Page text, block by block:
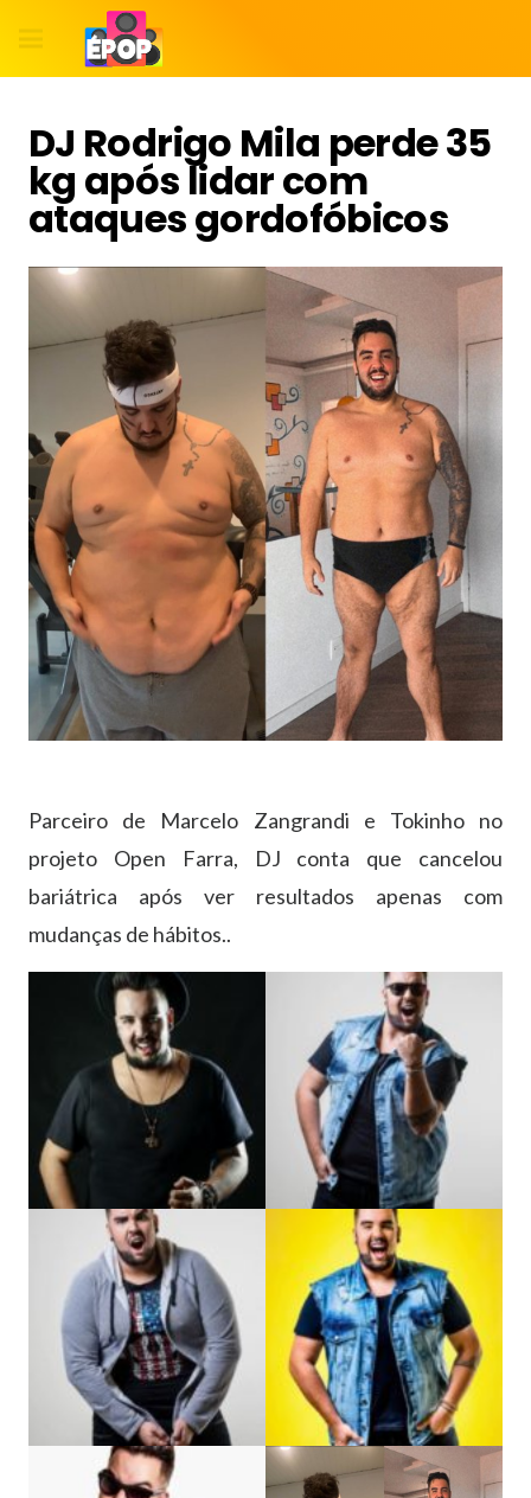
DJ Rodrigo Mila perde 35
kg após lidar com
ataques gordofóbicos
Parceiro de Marcelo Zangrandi e Tokinho no
projeto Open Farra, DJ conta que cancelou
bariátrica após ver resultados apenas com
mudanças de hábitos..